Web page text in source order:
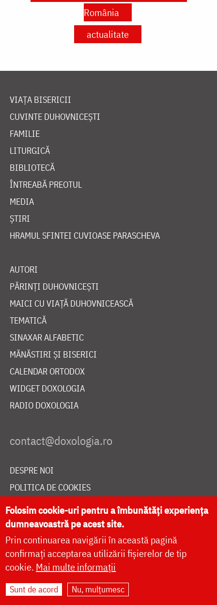
România
actualitate
VIAȚA BISERICII
CUVINTE DUHOVNICEȘTI
FAMILIE
LITURGICĂ
BIBLIOTECĂ
ÎNTREABĂ PREOTUL
MEDIA
ȘTIRI
HRAMUL SFINTEI CUVIOASE PARASCHEVA
AUTORI
PĂRINȚI DUHOVNICEȘTI
MAICI CU VIAȚĂ DUHOVNICEASCĂ
TEMATICĂ
SINAXAR ALFABETIC
MĂNĂSTIRI ȘI BISERICI
CALENDAR ORTODOX
WIDGET DOXOLOGIA
RADIO DOXOLOGIA
DESPRE NOI
POLITICA DE COOKIES
DONEAZĂ ONLINE PENTRU CATEDRALA NAȚIONALĂ
LIVE
Site dezvoltat deDOXOLOGIA MEDIA
Arhiepiscopia Iașilor | ©
Folosim cookie-uri pentru a îmbunătăți experiența
dumneavoastră pe acest site.
Prin continuarea navigării în această pagină
confirmați acceptarea utilizării fișierelor de tip
cookie. Mai multe informații
Sunt de acord Nu, mulțumesc